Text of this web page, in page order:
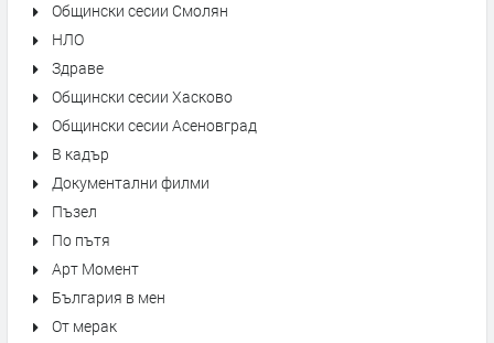
Общински сесии Смолян
НЛО
Здраве
Общински сесии Хасково
Общински сесии Асеновград
В кадър
Документални филми
Пъзел
По пътя
Арт Момент
България в мен
От мерак